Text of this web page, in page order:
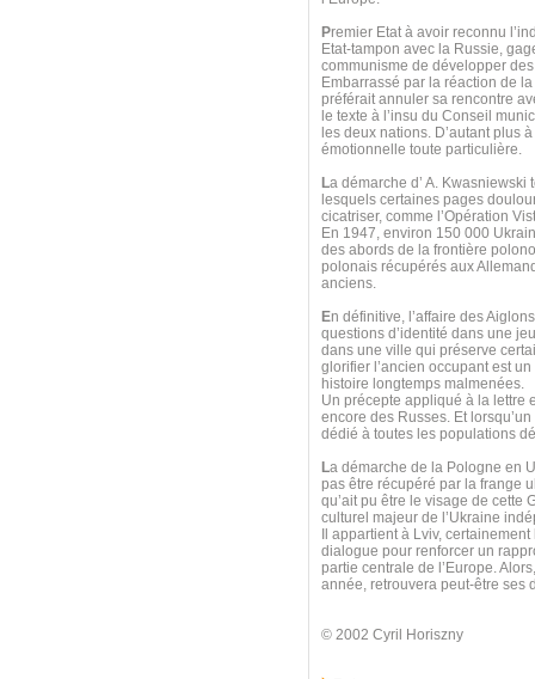
Premier Etat à avoir reconnu
Etat-tampon avec la Russie,
communisme de développer
Embarrassé par la réaction de
préférait annuler sa rencontre
le texte à l’insu du Conseil
les deux nations. D’autant plus
émotionnelle toute particulière.
La démarche d’ A.
lesquels certaines pages
cicatriser, comme l’Opération
En 1947, environ 150 000
des abords de la frontière
polonais récupérés aux
anciens.
En définitive, l’affaire des
questions d’identité dans une
dans une ville qui préserve
glorifier l’ancien occupant est
histoire longtemps malmenées.
Un précepte appliqué à la lettre
encore des Russes. Et
dédié à toutes les populations
La démarche de la Pologne en
pas être récupéré par la frange
qu’ait pu être le visage de cette
culturel majeur de l’Ukraine
Il appartient à Lviv,
dialogue pour renforcer un
partie centrale de l’Europe.
année, retrouvera peut-être ses
© 2002 Cyril Horiszny